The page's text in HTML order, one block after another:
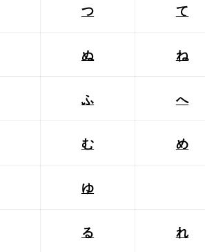
つ て
ぬ ね
ふ へ
む め
ゆ
る れ